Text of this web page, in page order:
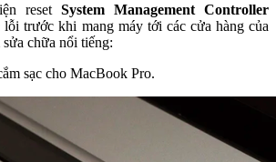
reset System Management Controller
lỗi trước khi mang máy tới các cửa hàng của
chữa nổi tiếng:
sạc cho MacBook Pro.